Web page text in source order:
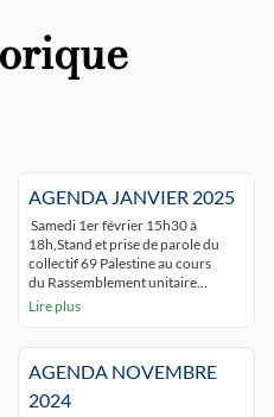
AGENDA JANVIER 2025
Samedi 1er février 15h30 à
18h,Stand et prise de parole du
collectif 69 Palestine au cours
du Rassemblement unitaire
« campagne désarmer Bolloré »
Lyon Évènement Facebook
samedi 18 janvier 10h30
Lire plus
AGENDA NOVEMBRE
2024